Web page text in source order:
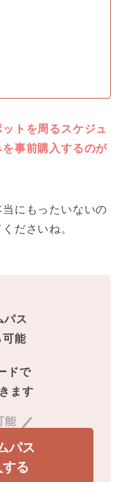
トを周るスケジュ
事前購入するのが
にもったいないの
ださいね。
パス
可能
ドで
ます
能
パス
る